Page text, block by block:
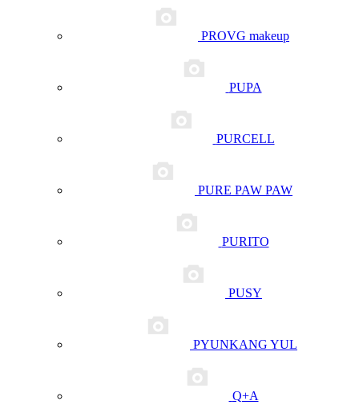
PROVG makeup
PUPA
PURCELL
PURE PAW PAW
PURITO
PUSY
PYUNKANG YUL
Q+A